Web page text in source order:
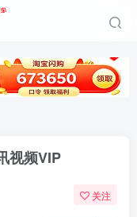
视频VIP
关注